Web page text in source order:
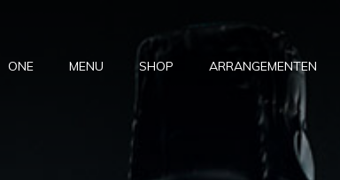
ONE MENU SHOP ARRANGEMENTEN